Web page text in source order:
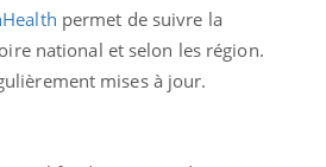
permet de suivre la
national et selon les région.
mises à jour.